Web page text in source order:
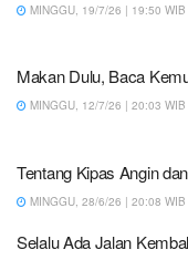
MINGGU, 19/7/26 | 19:50 WIB
Makan Dulu, Baca
MINGGU, 12/7/26 | 20:03 WIB
Tentang Kipas Angin
MINGGU, 28/6/26 | 20:08 WIB
Selalu Ada Jalan